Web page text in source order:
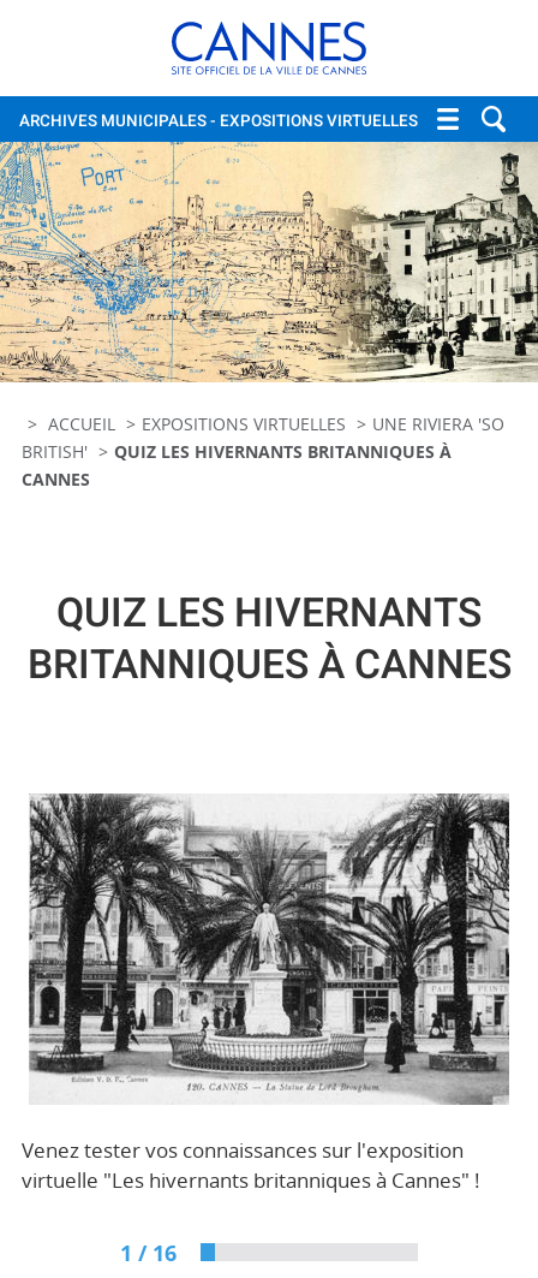
Cannes, site officiel de la
ARCHIVES MUNICIPALES- EXPOSITIONS VIRTUELLES
ACCUEIL EXPOSITIONS VIRTUELLES
UNE RIVIERA 'SO
BRITISH'
QUIZ LES HIVERNANTS BRITANNIQUES À
CANNES
QUIZ LES HIVERNANTS
BRITANNIQUES À CANNES
Venez tester vos connaissances sur l'exposition
virtuelle "Les hivernants britanniques à Cannes" !
1 / 16